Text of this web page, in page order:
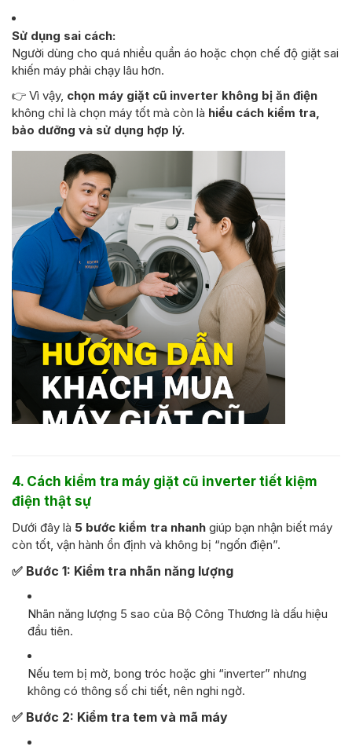
Sử dụng sai cách:
Người dùng cho quá nhiều quần áo hoặc chọn chế độ giặt sai
khiến máy phải chạy lâu hơn.
👉 Vì vậy, chọn máy giặt cũ inverter không bị ăn điện
không chỉ là chọn máy tốt mà còn là hiểu cách kiểm tra,
bảo dưỡng và sử dụng hợp lý.
4. Cách kiểm tra máy giặt cũ inverter tiết kiệm
điện thật sự
Dưới đây là 5 bước kiểm tra nhanh giúp bạn nhận biết máy
còn tốt, vận hành ổn định và không bị “ngốn điện”.
✅ Bước 1: Kiểm tra nhãn năng lượng
Nhãn năng lượng 5 sao của Bộ Công Thương là dấu hiệu
đầu tiên.
Nếu tem bị mờ, bong tróc hoặc ghi “inverter” nhưng
không có thông số chi tiết, nên nghi ngờ.
✅ Bước 2: Kiểm tra tem và mã máy